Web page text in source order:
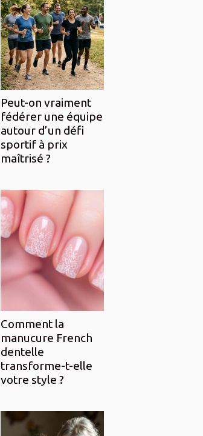
Peut-on vraiment
fédérer une équipe
autour d’un défi
sportif à prix
maîtrisé ?
Comment la
manucure French
dentelle
transforme-t-elle
votre style ?